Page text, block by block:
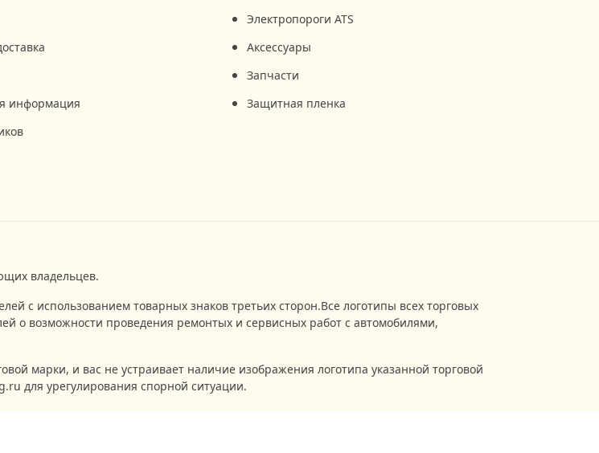
информация
Электропороги ATS
Аксессуары
Запчасти
Защитная пленка
владельцев.
с использованием товарных знаков третьих сторон.Все логотипы всех торговых
о возможности проведения ремонтых и сервисных работ с автомобилями,
марки, и вас не устраивает наличие изображения логотипа указанной торговой
для урегулирования спорной ситуации.